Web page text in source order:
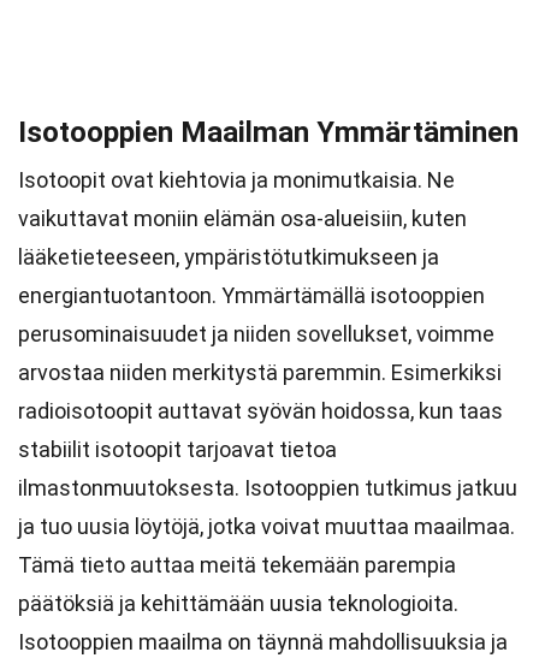
Isotooppien Maailman Ymmärtäminen
Isotoopit ovat kiehtovia ja monimutkaisia. Ne
vaikuttavat moniin elämän osa-alueisiin, kuten
lääketieteeseen, ympäristötutkimukseen ja
energiantuotantoon. Ymmärtämällä isotooppien
perusominaisuudet ja niiden sovellukset, voimme
arvostaa niiden merkitystä paremmin. Esimerkiksi
radioisotoopit auttavat syövän hoidossa, kun taas
stabiilit isotoopit tarjoavat tietoa
ilmastonmuutoksesta. Isotooppien tutkimus jatkuu
ja tuo uusia löytöjä, jotka voivat muuttaa maailmaa.
Tämä tieto auttaa meitä tekemään parempia
päätöksiä ja kehittämään uusia teknologioita.
Isotooppien maailma on täynnä mahdollisuuksia ja